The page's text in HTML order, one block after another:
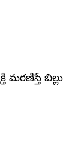
మరణిస్తే బిల్లు